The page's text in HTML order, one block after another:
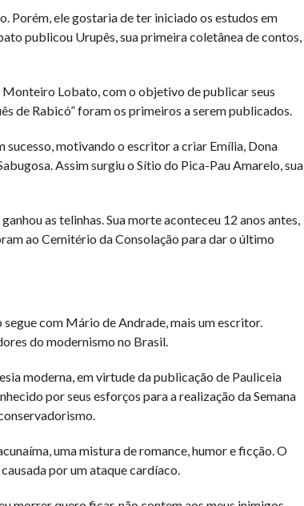
Porém, ele gostaria de ter iniciado os estudos em
publicou Urupês, sua primeira coletânea de contos,
Lobato, com o objetivo de publicar seus
de Rabicó” foram os primeiros a serem publicados.
sucesso, motivando o escritor a criar Emília, Dona
Assim surgiu o Sítio do Pica-Pau Amarelo, sua
as telinhas. Sua morte aconteceu 12 anos antes,
ao Cemitério da Consolação para dar o último
com Mário de Andrade, mais um escritor.
do modernismo no Brasil.
moderna, em virtude da publicação de Pauliceia
por seus esforços para a realização da Semana
uma mistura de romance, humor e ficção. O
por um ataque cardíaco.